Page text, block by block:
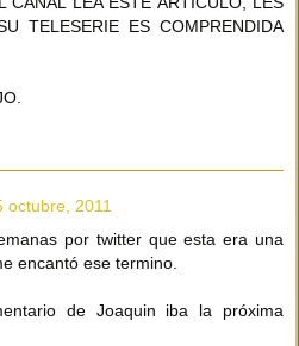
TELESERIE ES COMPRENDIDA
octubre, 2011
por twitter que esta era una
encantó ese termino.
de Joaquin iba la próxima